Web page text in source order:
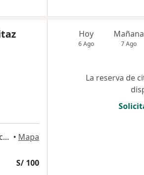
Av Petit Thouars 1775, oficina 702, Lince, Lince • Mapa
S/ 100
Hoy
6 Ago
Mañana
7 Ago
La reserva de